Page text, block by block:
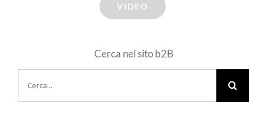
VIDEO
Cerca nel sito b2B
per: